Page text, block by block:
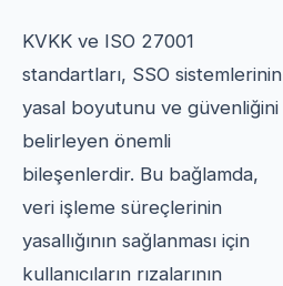
KVKK ve ISO 27001
standartları, SSO sistemlerinin
yasal boyutunu ve güvenliğini
belirleyen önemli
bileşenlerdir. Bu bağlamda,
veri işleme süreçlerinin
yasallığının sağlanması için
kullanıcıların rızalarının